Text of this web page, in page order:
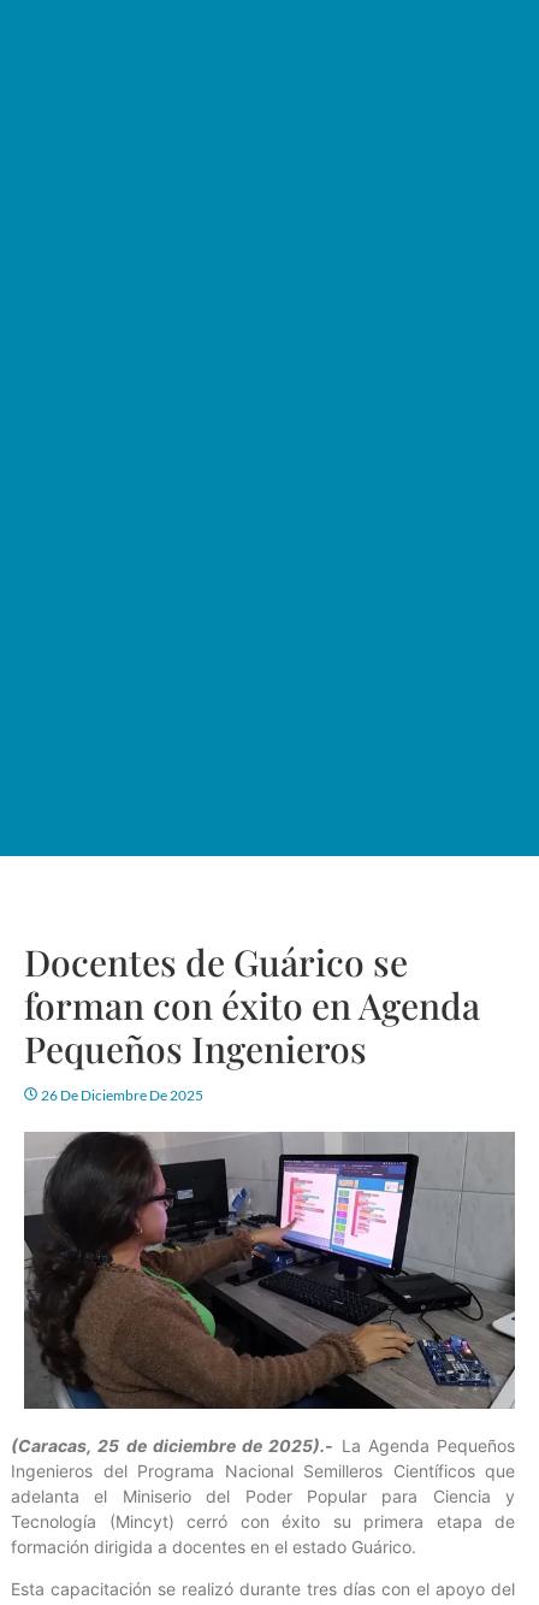
Docentes de Guárico se
forman con éxito en Agenda
Pequeños Ingenieros
26 De Diciembre De 2025
(Caracas, 25 de diciembre de 2025).- La Agenda Pequeños
Ingenieros del Programa Nacional Semilleros Científicos que
adelanta el Miniserio del Poder Popular para Ciencia y
Tecnología (Mincyt) cerró con éxito su primera etapa de
formación dirigida a docentes en el estado Guárico.
Esta capacitación se realizó durante tres días con el apoyo del